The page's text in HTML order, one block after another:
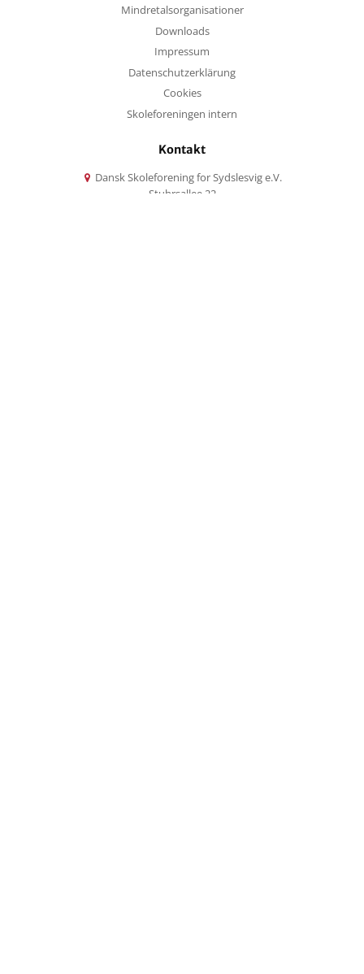
Mindretalsorganisationer
Downloads
Impressum
Datenschutzerklärung
Cookies
Skoleforeningen intern
Kontakt
Dansk Skoleforening for Sydslesvig e.V.
Stuhrsallee 22